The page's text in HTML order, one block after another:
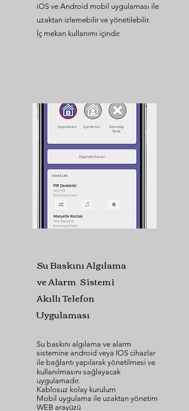
iOS ve Android mobil uygulaması ile
uzaktan izlemebilir ve yönetilebilir.
İç mekan kullanımı içindir.
Su Baskını Algılama
ve Alarm Sistemi
Akıllı Telefon
Uygulaması
Su baskını algılama ve alarm
sistemine android veya IOS cihazlar
ile bağlantı yapılarak yönetilmesi ve
kullanılmasını sağlayacak
uygulamadır.
Kablosuz kolay kurulum
Mobil uygulama ile uzaktan yönetim
WEB arayüzü